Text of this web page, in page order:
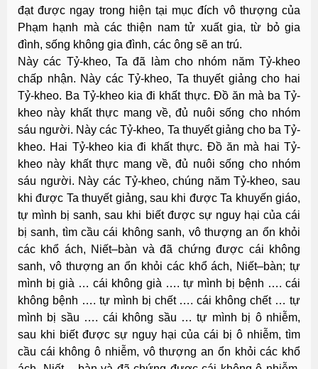
đạt được ngay trong hiện tại mục đích vô thượng của
Phạm hạnh mà các thiện nam tử xuất gia, từ bỏ gia
đình, sống không gia đình, các ông sẽ an trú.
Này các Tỷ-kheo, Ta đã làm cho nhóm năm Tỷ-kheo
chấp nhận. Này các Tỷ-kheo, Ta thuyết giảng cho hai
Tỷ-kheo. Ba Tỷ-kheo kia đi khất thực. Ðồ ăn mà ba Tỷ-
kheo này khất thực mang về, đủ nuôi sống cho nhóm
sáu người. Này các Tỷ-kheo, Ta thuyết giảng cho ba Tỷ-
kheo. Hai Tỷ-kheo kia đi khất thực. Ðồ ăn mà hai Tỷ-
kheo này khất thực mang về, đủ nuôi sống cho nhóm
sáu người. Này các Tỷ-kheo, chúng năm Tỷ-kheo, sau
khi được Ta thuyết giảng, sau khi được Ta khuyến giáo,
tự mình bị sanh, sau khi biết được sự nguy hại của cái
bị sanh, tìm cầu cái không sanh, vô thượng an ổn khỏi
các khổ ách, Niết–bàn và đã chứng được cái không
sanh, vô thượng an ổn khỏi các khổ ách, Niết–bàn; tự
mình bị già … cái không già …. tự mình bị bệnh …. cái
không bệnh …. tự mình bị chết …. cái không chết … tự
mình bị sầu …. cái không sầu … tự mình bị ô nhiễm,
sau khi biết được sự nguy hại của cái bị ô nhiễm, tìm
cầu cái không ô nhiễm, vô thượng an ổn khỏi các khổ